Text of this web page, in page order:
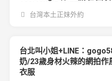
台灣本土正妹外約
台北叫小姐+LINE：
奶/23歲身材火辣的網拍作
衣服